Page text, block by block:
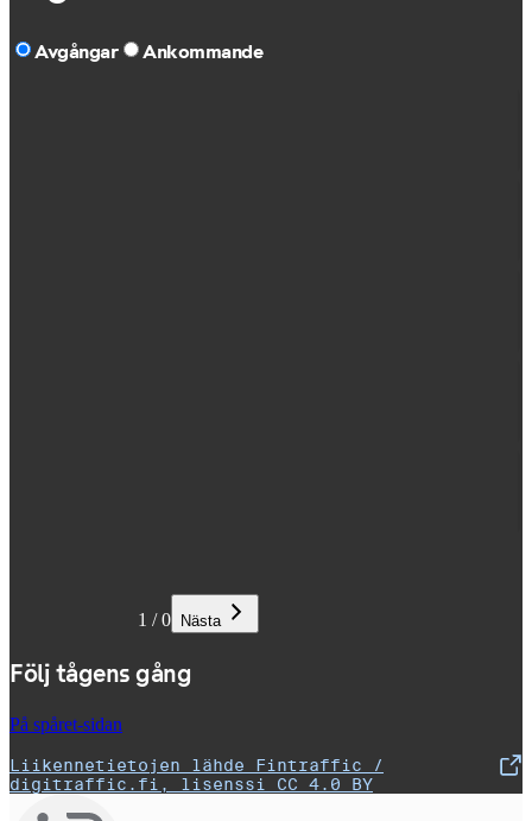
Avgångar Ankommande
1 /0 Nästa
Följ tågens gång
På spåret-sidan
Liikennetietojen lähde Fintraffic /
digitraffic.fi, lisenssi CC 4.0 BY
,Öppnas i en ny flik